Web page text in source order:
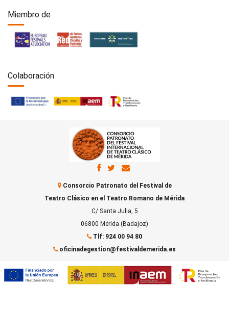
Miembro de
Colaboración
Consorcio Patronato del Festival de
Teatro Clásico en el Teatro Romano de Mérida
C/ Santa Julia, 5
06800 Mérida (Badajoz)
Tlf: 924 00 94 80
oficinadegestion@festivaldemerida.es